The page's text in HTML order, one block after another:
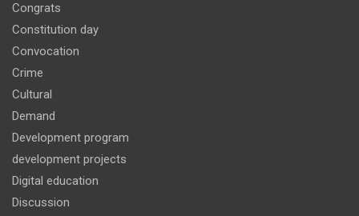
Congrats
Constitution day
Convocation
Crime
Cultural
Demand
Development program
development projects
Digital education
Discussion